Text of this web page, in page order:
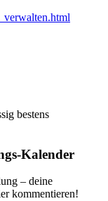
bestens
Kalender
– deine
kommentieren!